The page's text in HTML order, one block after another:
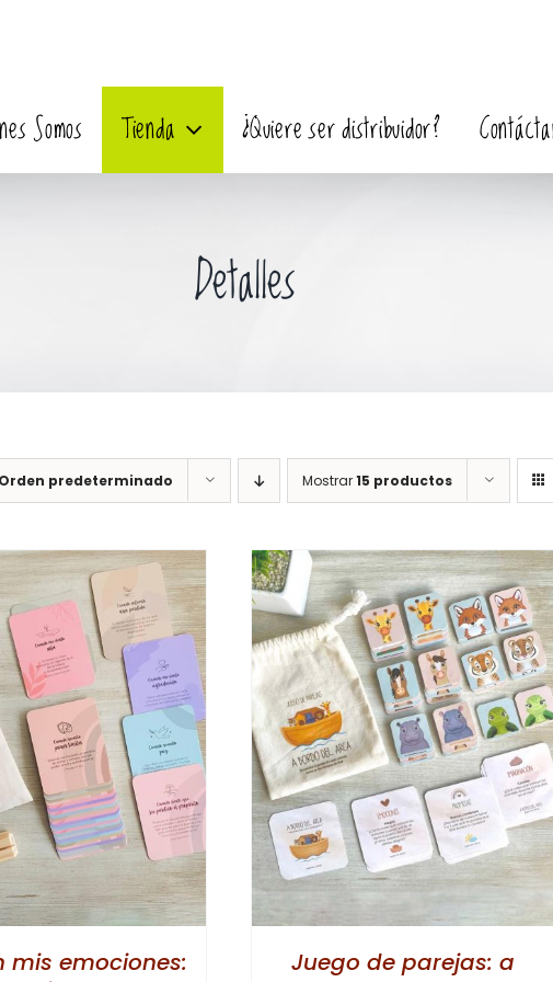
Somos Tienda ¿Quiere ser distribuidor?
Detalles
Orden predeterminado Mostrar15 productos
mis emociones:
AÑADIR AL CARRITO
/
DETALLES
Juego de parejas: a
SELECCIONAR OPCIONES
LAS
SE
/
DETALLES